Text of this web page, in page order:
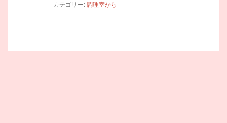
カテゴリー: 調理室から